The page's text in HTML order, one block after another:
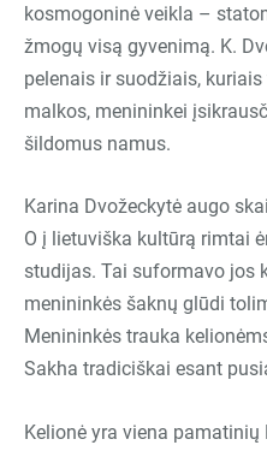
kosmogoninė veikla –
žmogų visą gyvenimą. K.
pelenais ir suodžiais,
malkos, menininkei
šildomus namus.
Karina Dvožeckytė augo
O į lietuviška kultūrą rimtai
studijas. Tai suformavo jos
menininkės šaknų glūdi
Menininkės trauka
Sakha tradiciškai esant
Kelionė yra viena pamatinių